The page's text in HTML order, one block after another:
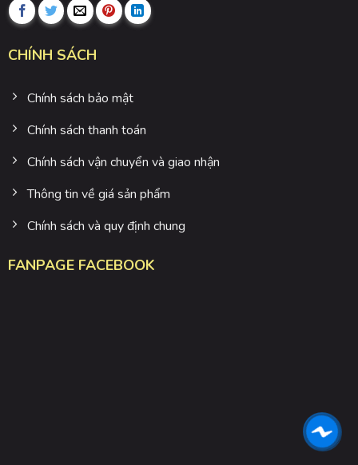
CHÍNH SÁCH
Chính sách bảo mật
Chính sách thanh toán
Chính sách vận chuyển và giao nhận
Thông tin về giá sản phẩm
Chính sách và quy định chung
FANPAGE FACEBOOK